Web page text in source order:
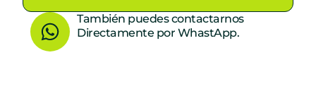
W
h
También puedes contactarnos
Directamente por WhastApp.